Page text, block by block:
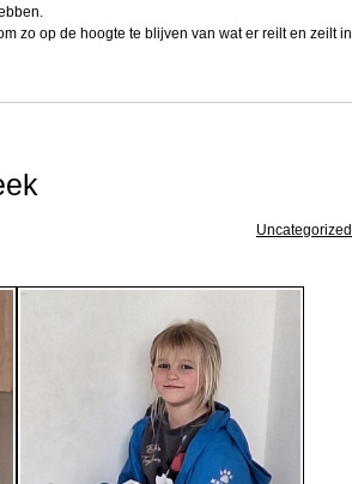
zo op de hoogte te blijven van wat er reilt en zeilt in
Uncategorized